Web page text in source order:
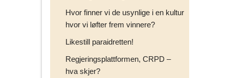
Hvor finner vi de usynlige i en kultur
hvor vi løfter frem vinnere?
Likestill paraidretten!
Regjeringsplattformen, CRPD –
hva skjer?